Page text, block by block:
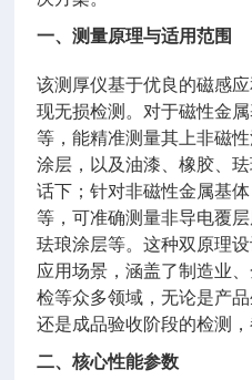
一、测量原理与适用范围
该测厚仪基于优良的磁感
现无损检测。对于磁性金
等，能精准测量其上非磁
涂层，以及油漆、橡胶、
话下；针对非磁性金属基
等，可准确测量非导电覆
珐琅涂层等。这种双原理
应用场景，涵盖了制造业
检等众多领域，无论是产
还是成品验收阶段的检测，
二、核心性能参数